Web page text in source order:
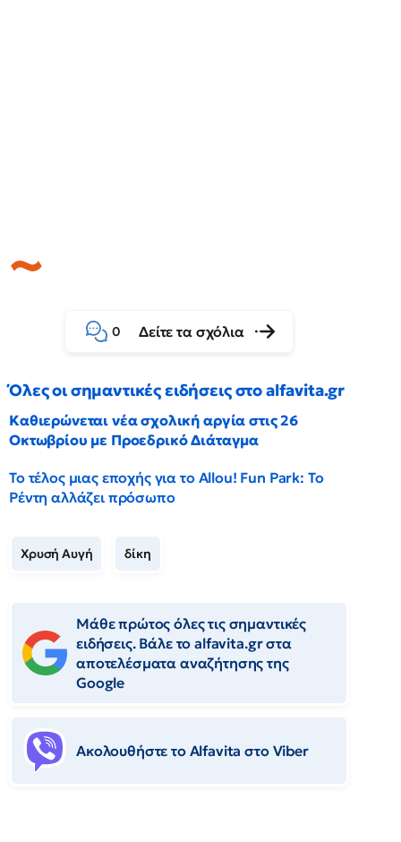
0 Δείτε τα σχόλια
Όλες οι σημαντικές ειδήσεις στο alfavita.gr
Καθιερώνεται νέα σχολική αργία στις 26
Οκτωβρίου με Προεδρικό Διάταγμα
Το τέλος μιας εποχής για το Allou! Fun Park: Το
Ρέντη αλλάζει πρόσωπο
Χρυσή Αυγή δίκη
Μάθε πρώτος όλες τις σημαντικές
ειδήσεις. Βάλε το alfavita.gr στα
αποτελέσματα αναζήτησης της
Google
Ακολουθήστε το Αlfavita στο Viber